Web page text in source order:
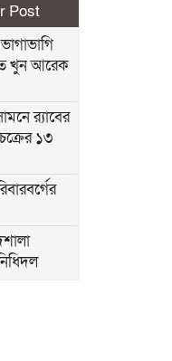
Post
খুন আরেক
র‍্যাবের
১৩